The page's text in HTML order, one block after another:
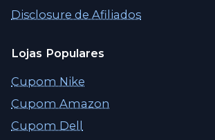
Disclosure de Afiliados
Lojas Populares
Cupom Nike
Cupom Amazon
Cupom Dell